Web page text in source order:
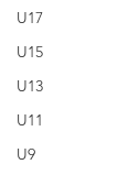
U17
U15
U13
U11
U9